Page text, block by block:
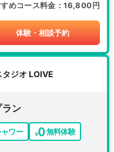
めコース料金 16,800円
体験・相談予約
ジオ LOIVE
ン
ャワー
無料体験